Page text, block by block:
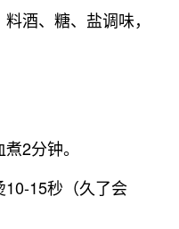
酒、糖、盐调味，
2分钟。
15秒（久了会